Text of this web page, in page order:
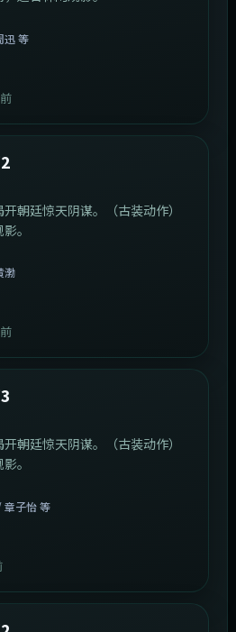
迅 等
朝廷惊天阴谋。（古装动作）
。
渤
朝廷惊天阴谋。（古装动作）
。
章子怡 等